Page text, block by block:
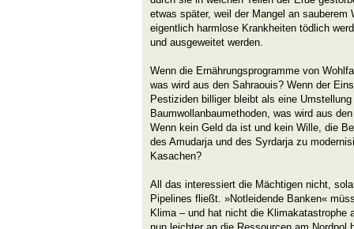
etwas später, weil der Mangel an sauberem
eigentlich harmlose Krankheiten tödlich
und ausgeweitet werden.
Wenn die Ernährungsprogramme von
was wird aus den Sahraouis? Wenn der
Pestiziden billiger bleibt als eine
Baumwollanbaumethoden, was wird aus
Wenn kein Geld da ist und kein Wille, die
des Amudarja und des Syrdarja zu
Kasachen?
All das interessiert die Mächtigen nicht,
Pipelines fließt. »Notleidende Banken«
Klima – und hat nicht die Klimakatastrophe